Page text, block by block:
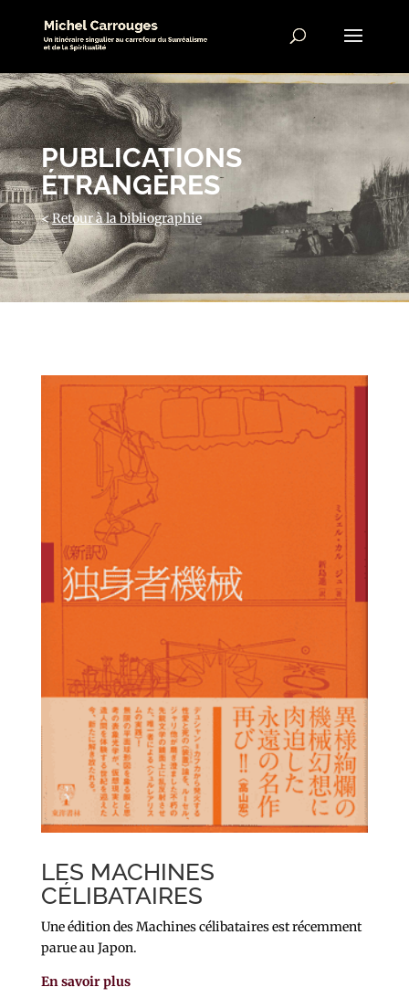
PUBLICATIONS
ÉTRANGÈRES
<Retour à la bibliographie
LES MACHINES
CÉLIBATAIRES
Une édition des Machines célibataires est récemment
parue au Japon.
En savoir plus